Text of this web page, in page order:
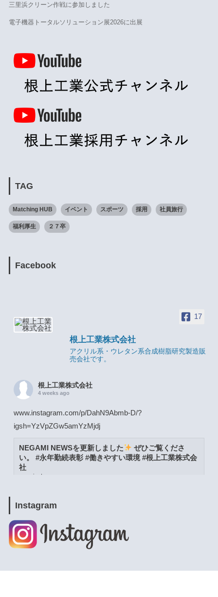
三里浜クリーン作戦に参加しました
電子機器トータルソリューション展2026に出展
TAG
Matching HUB イベント スポーツ 採用 社員旅行
福利厚生 ２７卒
Facebook
17
根上工業株式会社
アクリル系・ウレタン系合成樹脂研究製造販
売会社です。
根上工業株式会社
4 weeks ago
www.instagram.com/p/DahN9Abmb-D/?
igsh=YzVpZGw5amYzMjdj
NEGAMI NEWSを更新しました
ぜひご覧くださ
い。 #永年勤続表彰 #働きやすい環境 #根上工業株式会
社
www.instagram.com
根上工業株式会社
4 weeks ago
Instagram